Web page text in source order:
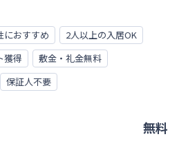
におすすめ
2人以上の入居OK
獲得
敷金・礼金無料
保証人不要
無料